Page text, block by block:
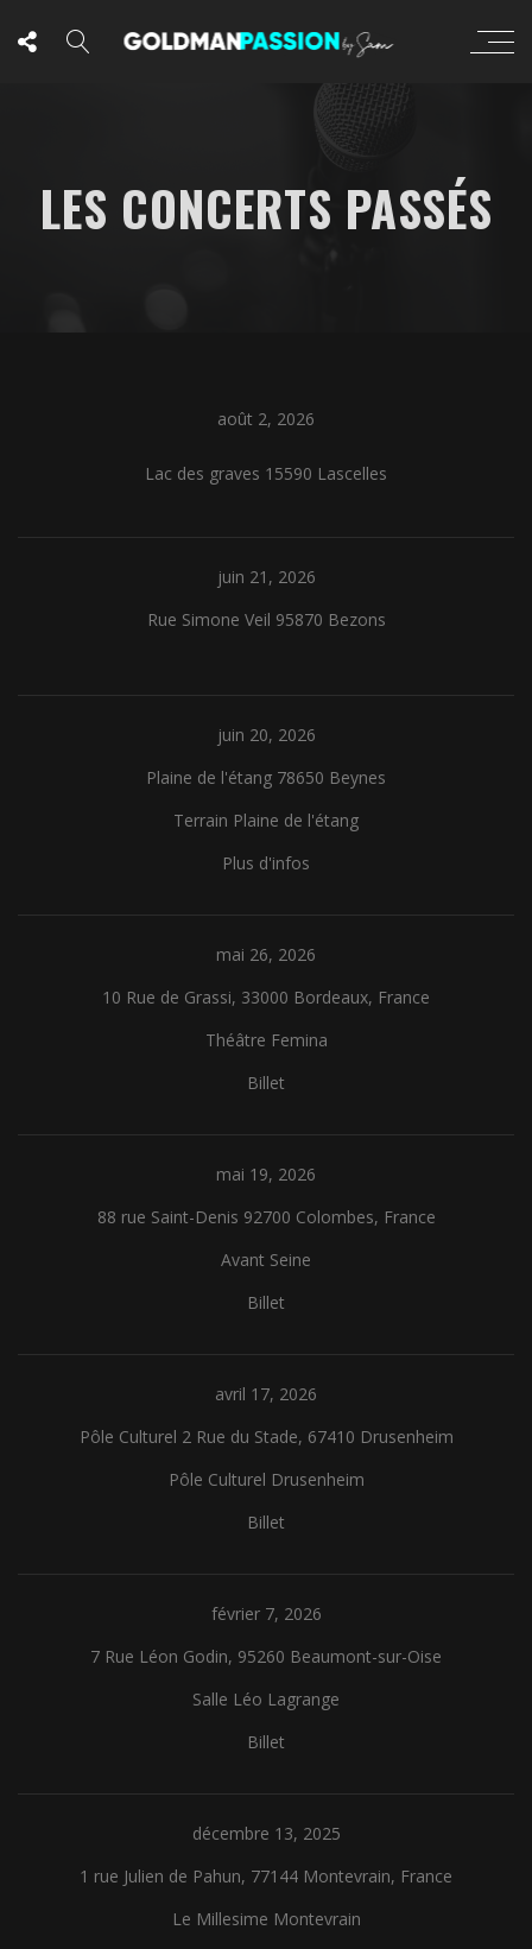
LES CONCERTS PASSÉS
août 2, 2026
Lac des graves 15590 Lascelles
juin 21, 2026
Rue Simone Veil 95870 Bezons
juin 20, 2026
Plaine de l'étang 78650 Beynes
Terrain Plaine de l'étang
Plus d'infos
mai 26, 2026
10 Rue de Grassi, 33000 Bordeaux, France
Théâtre Femina
Billet
mai 19, 2026
88 rue Saint-Denis 92700 Colombes, France
Avant Seine
Billet
avril 17, 2026
Pôle Culturel 2 Rue du Stade, 67410 Drusenheim
Pôle Culturel Drusenheim
Billet
février 7, 2026
7 Rue Léon Godin, 95260 Beaumont-sur-Oise
Salle Léo Lagrange
Billet
décembre 13, 2025
1 rue Julien de Pahun, 77144 Montevrain, France
Le Millesime Montevrain